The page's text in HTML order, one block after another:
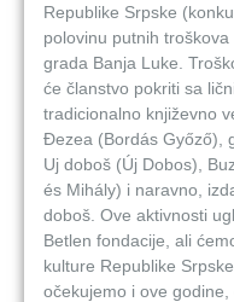
Republike Srpske
polovinu putnih
grada Banja Luke.
će članstvo pokriti sa
tradicionalno književno
Đezea (Bordás Győző),
Uj doboš (Új Dobos),
és Mihály) i naravno,
doboš. Ove aktivnosti
Betlen fondacije, ali
kulture Republike
očekujemo i ove